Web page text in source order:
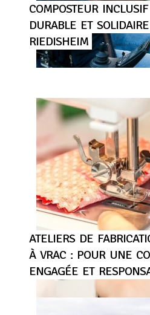
COMPOSTEUR INCLUSIF
DURABLE ET SOLIDAIRE
RIEDISHEIM
ATELIERS DE
À VRAC : POUR UNE
ENGAGÉE ET